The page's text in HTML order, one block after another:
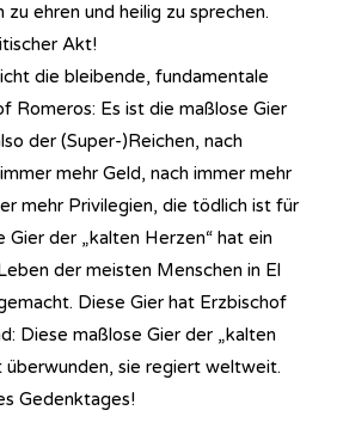
ehren und heilig zu sprechen.
Akt!
die bleibende, fundamentale
Romeros: Es ist die maßlose Gier
der (Super-)Reichen, nach
mehr Geld, nach immer mehr
mehr Privilegien, die tödlich ist für
Gier der „kalten Herzen“ hat ein
der meisten Menschen in El
Diese Gier hat Erzbischof
Diese maßlose Gier der „kalten
überwunden, sie regiert weltweit.
Gedenktages!